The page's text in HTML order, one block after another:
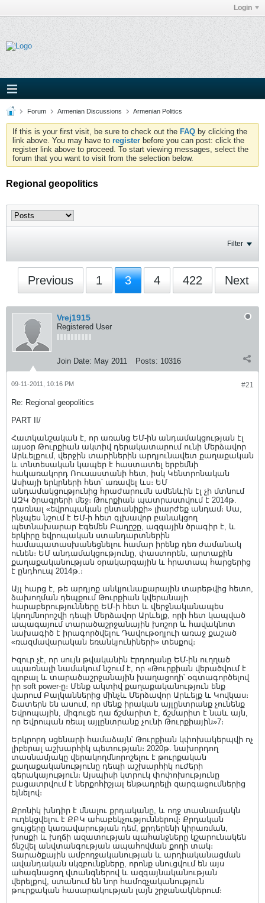
Login
Forum Armenian Discussions Armenian Politics
If this is your first visit, be sure to check out the FAQ by clicking the
link above. You may have to register before you can post: click the
register link above to proceed. To start viewing messages, select the
forum that you want to visit from the selection below.
Regional geopolitics
Filter
Previous 1 3 4 422 Next
Vrej1915
Registered User
Join Date: May 2011 Posts: 10316
#21
09-11-2011, 10:16 PM
Re: Regional geopolitics
PART II/
Հատկանշական է, որ առանց ԵՄ-ին անդամակցության էլ
այսօր Թուրքիան ակտիվ դերակատարում ունի Մերձավոր
Արևելքում, վերջին տարիներին արդյունավետ քաղաքական
և տնտեսական կապեր է հաստատել երբեմնի
հակառակորդ Ռուսաստանի հետ, իսկ Կենտրոնական
Ասիայի երկրների հետ՝ առավել ևս։ ԵՄ
անդամակցությունից հրաժարումն ամենևին էլ չի մտնում
ԱԶԿ ծրագրերի մեջ։ Թուրքիան պատրաստվում է 2014թ.
դառնալ «եվրոպական ընտանիքի» լիարժեք անդամ։ Սա,
ինչպես նշում է ԵՄ-ի հետ գլխավոր բանակցող
պետնախարար Էգեմեն Բաղըշը, ազգային ծրագիր է, և
երկիրը եվրոպական ստանդարտներին
համապատասխանեցնելու համար իրենք դեռ ժամանակ
ունեն։ ԵՄ անդամակցությունը, փաստորեն, արտաքին
քաղաքականության օրակարգային և հրատապ հարցերից
է ընդհուպ 2014թ.։
Այլ հարց է, թե արդյոք անկյունաքարային տարեթվից հետո,
ձախողման դեպքում Թուրքիան կվերանայի
հարաբերությունները ԵՄ-ի հետ և վերջնականապես
կկողմնորոշվի դեպի Մերձավոր Արևելք, որի հետ կապված
ապագայում տարածաշրջանային խոշոր և հավակնոտ
նախագիծ է իրագործվելու Դավութօղլուի առաջ քաշած
«ռազմավարական եռանկյունիների» տեսքով։
Իզուր չէ, որ սույն թվականին Էրդողանը ԵՄ-ին ուղղած
սպառնալի նամակում նշում է, որ «Թուրքիան վերածվում է
գլոբալ և տարածաշրջանային խաղացողի՝ օգտագործելով
իր soft power-ը։ Մենք ակտիվ քաղաքականություն ենք
վարում Բալկաններից մինչև Մերձավոր Արևելք և Կովկաս։
Շատերն են ասում, որ մենք իրական այլընտրանք չունենք
Եվրոպային, միգուցե դա ճշմարիտ է, ճշմարիտ է նաև այն,
որ Եվրոպան ռեալ այլընտրանք չունի Թուրքիային»7։
Երկրորդ սցենարի համաձայն՝ Թուրքիան կփոխակերպվի ոչ
լիբերալ աշխարհիկ պետության։ 2020թ. նախորդող
տասնամյակը վերակողմնորոշելու է թուրքական
քաղաքականությունը դեպի աշխարհիկ ուժերի
գերակայություն։ Այսպիսի կտրուկ փոփոխությունը
բացատրվում է ներքոհիշյալ ենթադրելի զարգացումներից
ելնելով։
Քրոնիկ խնդիր է մնալու քրդականը, և ողջ տասնամյակն
ուղեկցվելու է ՔԲԿ ահաբեկչություններով։ Քրդական
ցույցերը կառավարության դեմ, քրդերենի կիրառման,
խոսքի և խղճի ազատության պահանջները կշարունակեն
ճնշվել անվտանգության ապահովման քողի տակ։
Տարածքային ամբողջականության և արդիականացման
ավանդական սկզբունքները, որոնք սնուցվում են այս
ահագնացող վտանգներով և ազգայնականության
վերելքով, ստանում են նոր համոզչականություն
թուրքական հասարակության լայն շրջանակներում։